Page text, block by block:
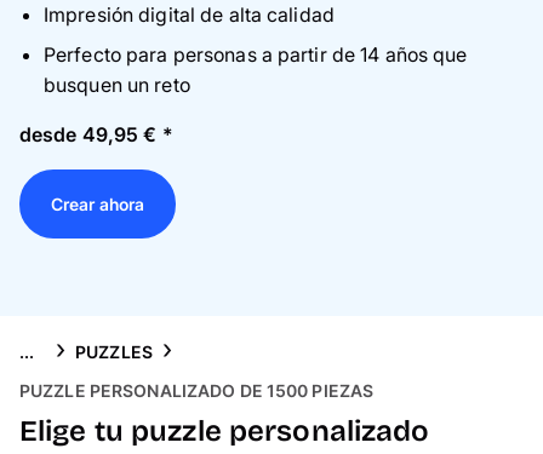
Inspiración
Atención al cliente
Impresión digital de alta calidad
Perfecto para personas a partir de 14 años que
busquen un reto
desde 49,95 € *
Crear ahora
...
PUZZLES
PUZZLE PERSONALIZADO DE 1500 PIEZAS
Elige tu puzzle personalizado